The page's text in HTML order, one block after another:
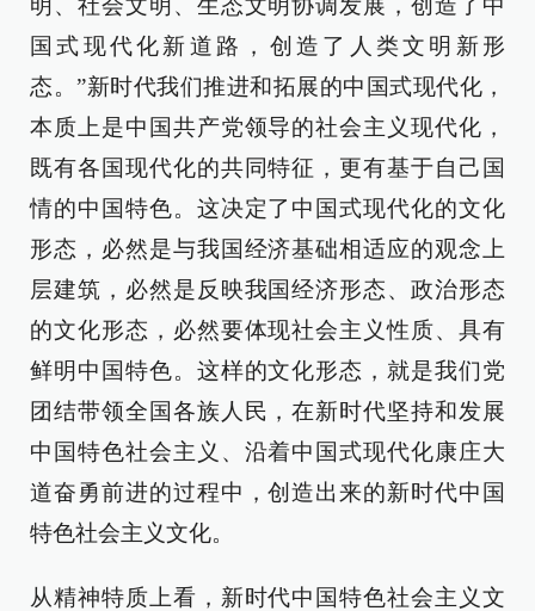
明、社会文明、生态文明协调发展，创造了中
国式现代化新道路，创造了人类文明新形
态。”新时代我们推进和拓展的中国式现代化，
本质上是中国共产党领导的社会主义现代化，
既有各国现代化的共同特征，更有基于自己国
情的中国特色。这决定了中国式现代化的文化
形态，必然是与我国经济基础相适应的观念上
层建筑，必然是反映我国经济形态、政治形态
的文化形态，必然要体现社会主义性质、具有
鲜明中国特色。这样的文化形态，就是我们党
团结带领全国各族人民，在新时代坚持和发展
中国特色社会主义、沿着中国式现代化康庄大
道奋勇前进的过程中，创造出来的新时代中国
特色社会主义文化。
从精神特质上看，新时代中国特色社会主义文